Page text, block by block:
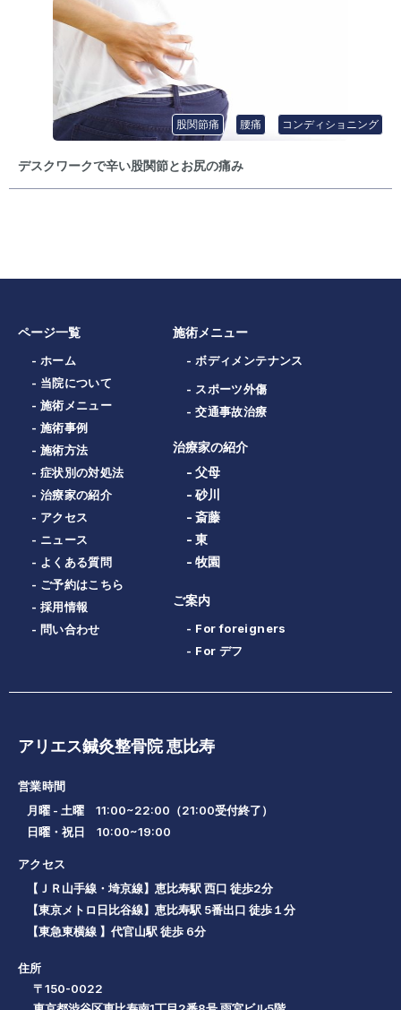
股関節痛 腰痛 コンディショニング
デスクワークで辛い股関節とお尻の痛み
ページ一覧
- ホーム
- 当院について
- 施術メニュー
- 施術事例
- 施術方法
- 症状別の対処法
- 治療家の紹介
- アクセス
- ニュース
- よくある質問
- ご予約はこちら
- 採用情報
- 問い合わせ
施術メニュー
- ボディメンテナンス
- スポーツ外傷
- 交通事故治療
治療家の紹介
- 父母
- 砂川
- 斎藤
- 東
- 牧園
ご案内
- For foreigners
- For デフ
アリエス鍼灸整骨院 恵比寿
営業時間
月曜 - 土曜 11:00~22:00（21:00受付終了）
日曜・祝日 10:00~19:00
アクセス
【ＪＲ山手線・埼京線】恵比寿駅 西口 徒歩2分
【東京メトロ日比谷線】恵比寿駅 5番出口 徒歩１分
【東急東横線 】代官山駅 徒歩 6分
住所
〒150-0022